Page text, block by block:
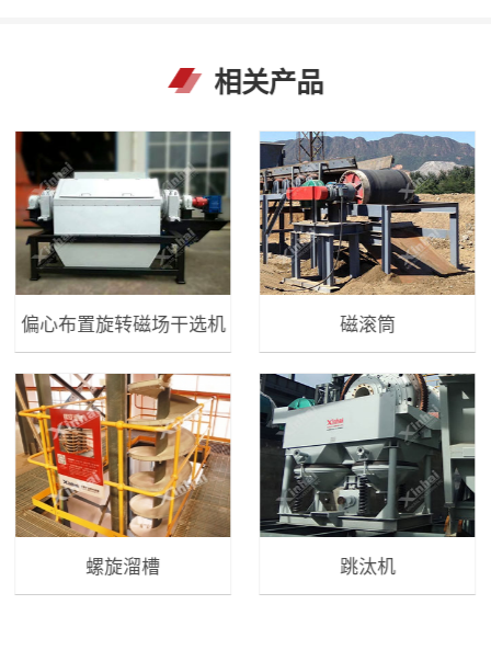
相关产品
偏心布置旋转磁场干选机 磁滚筒
螺旋溜槽 跳汰机